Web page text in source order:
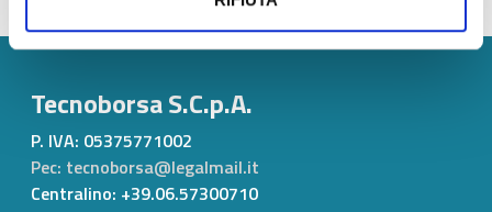
Tecnoborsa S.C.p.A.
P. IVA: 05375771002
Pec: tecnoborsa@legalmail.it
Centralino: +39.06.57300710